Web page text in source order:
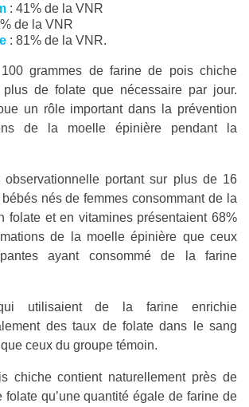
: 41% de la VNR
de la VNR
: 81% de la VNR.
grammes de farine de pois chiche
de folate que nécessaire par jour.
un rôle important dans la prévention
de la moelle épinière pendant la
observationnelle portant sur plus de 16
nés de femmes consommant de la
folate et en vitamines présentaient 68%
de la moelle épinière que ceux
ayant consommé de la farine
utilisaient de la farine enrichie
des taux de folate dans le sang
ceux du groupe témoin.
chiche contient naturellement près de
qu’une quantité égale de farine de